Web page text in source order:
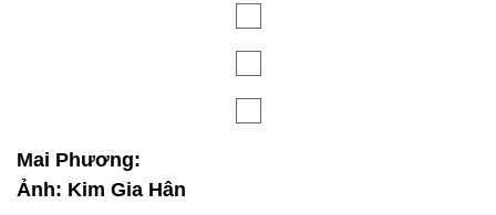
Mai Phương:
Ảnh: Kim Gia Hân